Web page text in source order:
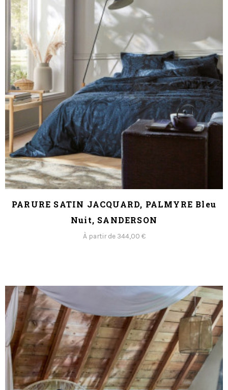
PARURE SATIN JACQUARD, PALMYRE Bleu
Nuit, SANDERSON
À partir de 344,00 €